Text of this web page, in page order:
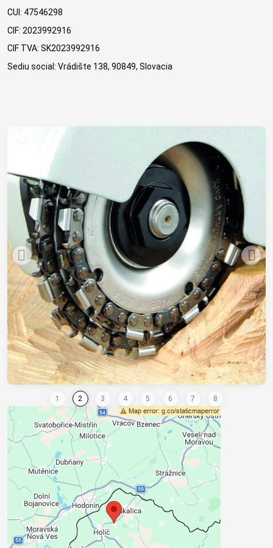
CUI: 47546298
CIF: 2023992916
CIF TVA: SK2023992916
Sediu social: Vrádište 138, 90849, Slovacia
Conținutul extern este blocat de
opțiunile de confidențialitate
Doriți să încărcați conținut extern?
Admite acum